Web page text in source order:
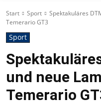
Start Sport
Spektakuläres
Temerario GT3
Sport
und neue
Temerario